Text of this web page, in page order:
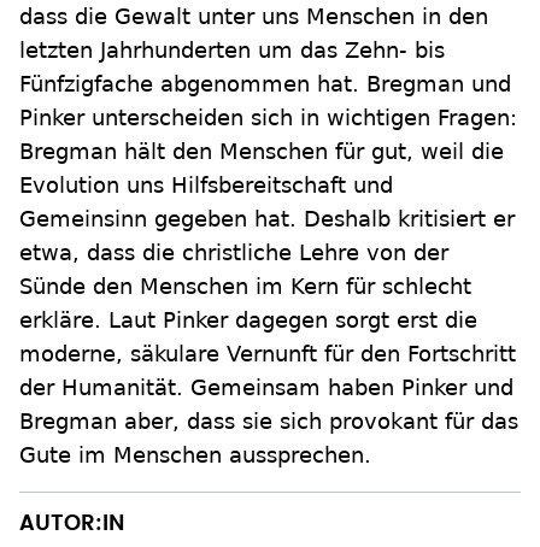
dass die Gewalt unter uns Menschen in den
letzten Jahrhunderten um das Zehn- bis
Fünfzigfache abgenommen hat. Bregman und
Pinker unterscheiden sich in wichtigen Fragen:
Bregman hält den Menschen für gut, weil die
Evolution uns Hilfsbereitschaft und
Gemeinsinn gegeben hat. Deshalb kritisiert er
etwa, dass die christliche Lehre von der
Sünde den Menschen im Kern für schlecht
erkläre. Laut Pinker dagegen sorgt erst die
moderne, säkulare Vernunft für den Fortschritt
der Humanität. Gemeinsam haben Pinker und
Bregman aber, dass sie sich provokant für das
Gute im Menschen aussprechen.
AUTOR:IN